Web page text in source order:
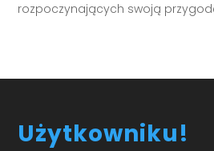
rozpoczynających swoją
Użytkowniku!